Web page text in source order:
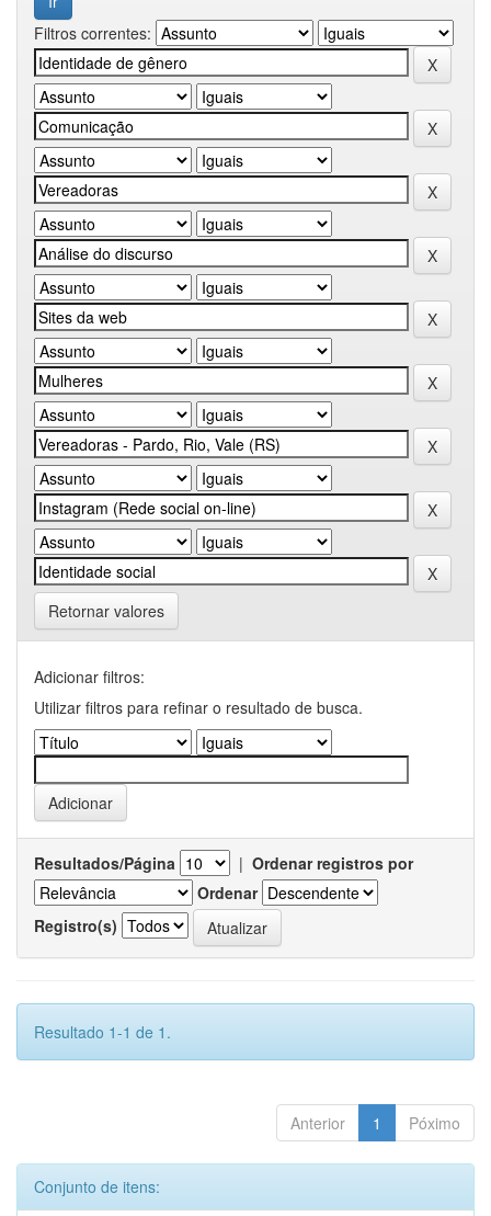
Filtros correntes:
Retornar valores
Adicionar filtros:
Utilizar filtros para refinar o resultado de busca.
Resultados/Página | Ordenar registros por
Ordenar
Registro(s)
Resultado 1-1 de 1.
Anterior 1 Póximo
Conjunto de itens: